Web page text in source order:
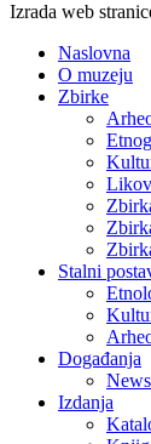
Izrada web
Naslovna
O muzeju
Zbirke
Stalni
Događanja
Izdanja